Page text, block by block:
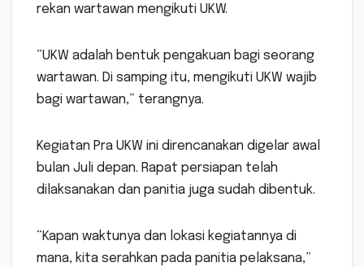
rekan wartawan mengikuti UKW.
“UKW adalah bentuk pengakuan bagi seorang
wartawan. Di samping itu, mengikuti UKW wajib
bagi wartawan,” terangnya.
Kegiatan Pra UKW ini direncanakan digelar awal
bulan Juli depan. Rapat persiapan telah
dilaksanakan dan panitia juga sudah dibentuk.
“Kapan waktunya dan lokasi kegiatannya di
mana, kita serahkan pada panitia pelaksana,”